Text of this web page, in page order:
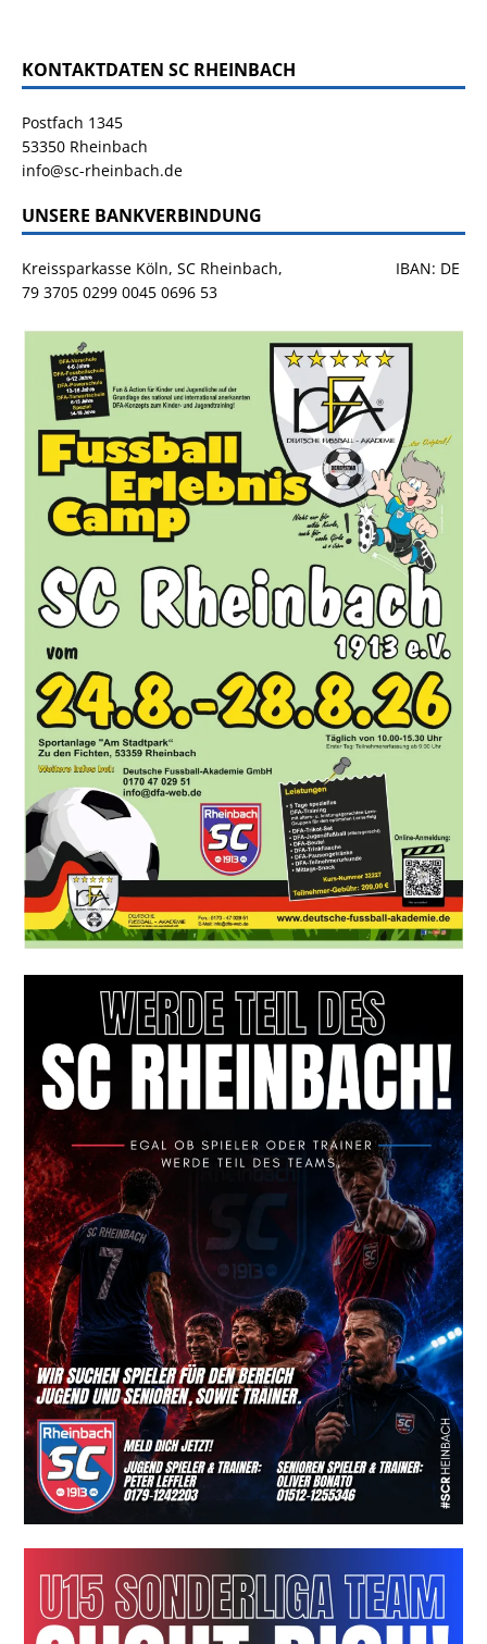
KONTAKTDATEN SC RHEINBACH
Postfach 1345
53350 Rheinbach
info@sc-rheinbach.de
UNSERE BANKVERBINDUNG
Kreissparkasse Köln, SC Rheinbach, IBAN: DE
79 3705 0299 0045 0696 53